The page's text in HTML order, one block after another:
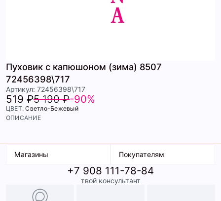
Пуховик с капюшоном (зима) 8507
72456398\717
Артикул: 72456398\717
519 ₽5 190 ₽-90%
ЦВЕТ:Светло-Бежевый
ОПИСАНИЕ
Магазины
ТК Терминал
ТРК Континент
Покупателям
Доставка
Условия оплаты
+7 908 111-78-84
твой консультант